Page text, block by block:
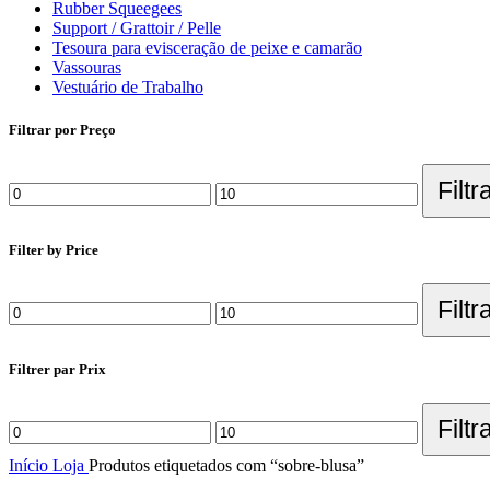
Rubber Squeegees
Support / Grattoir / Pelle
Tesoura para evisceração de peixe e camarão
Vassouras
Vestuário de Trabalho
Filtrar por Preço
Filter by Price
Filtrer par Prix
Início Loja Produtos etiquetados com “sobre-blusa”